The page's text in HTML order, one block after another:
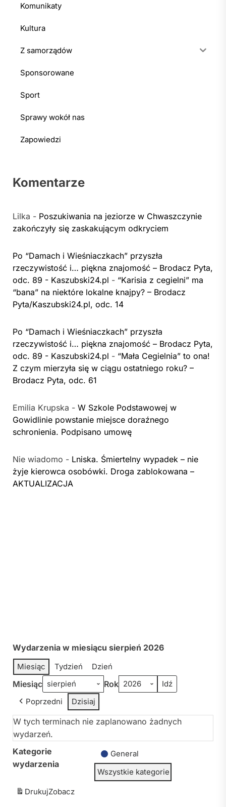
Komunikaty
Kultura
Z samorządów
Sponsorowane
Sport
Sprawy wokół nas
Zapowiedzi
Komentarze
Lilka - Poszukiwania na jeziorze w Chwaszczynie
zakończyły się zaskakującym odkryciem
Po “Damach i Wieśniaczkach” przyszła
rzeczywistość i… piękna znajomość – Brodacz Pyta,
odc. 89 - Kaszubski24.pl - “Karisia z cegielni” ma
“bana” na niektóre lokalne knajpy? – Brodacz
Pyta/Kaszubski24.pl, odc. 14
Po “Damach i Wieśniaczkach” przyszła
rzeczywistość i… piękna znajomość – Brodacz Pyta,
odc. 89 - Kaszubski24.pl - “Mała Cegielnia” to ona!
Z czym mierzyła się w ciągu ostatniego roku? –
Brodacz Pyta, odc. 61
Emilia Krupska - W Szkole Podstawowej w
Gowidlinie powstanie miejsce doraźnego
schronienia. Podpisano umowę
Nie wiadomo - Lniska. Śmiertelny wypadek – nie
żyje kierowca osobówki. Droga zablokowana –
AKTUALIZACJA
Wydarzenia w miesiącu sierpień 2026
Miesiąc Tydzień Dzień
Miesiąc Rok
Poprzedni Dzisiaj
W tych terminach nie zaplanowano żadnych
wydarzeń.
Kategorie
wydarzenia
General
Wszystkie kategorie
DrukujZobacz